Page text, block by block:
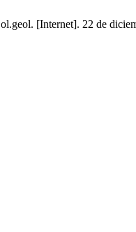
[Internet]. 22 de